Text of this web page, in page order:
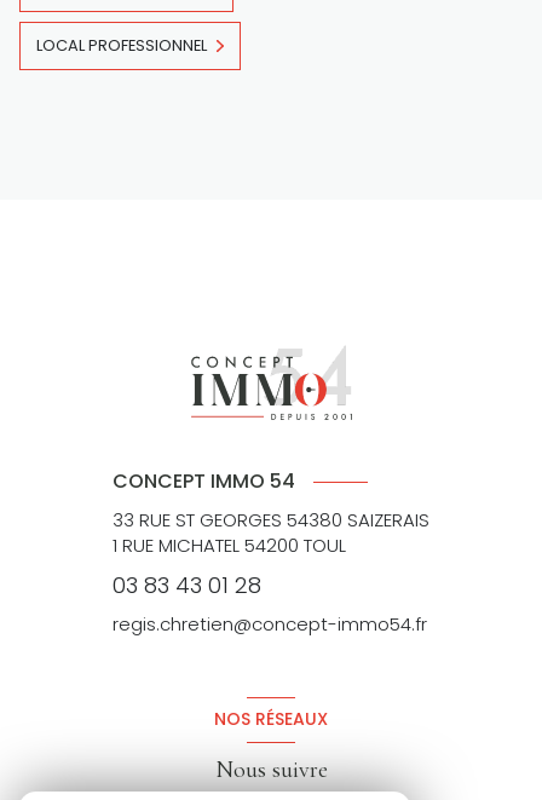
LOCAL PROFESSIONNEL
CONCEPT IMMO 54
33 RUE ST GEORGES 54380 SAIZERAIS
1 RUE MICHATEL 54200 TOUL
03 83 43 01 28
regis.chretien@concept-immo54.fr
NOS RÉSEAUX
Nous suivre